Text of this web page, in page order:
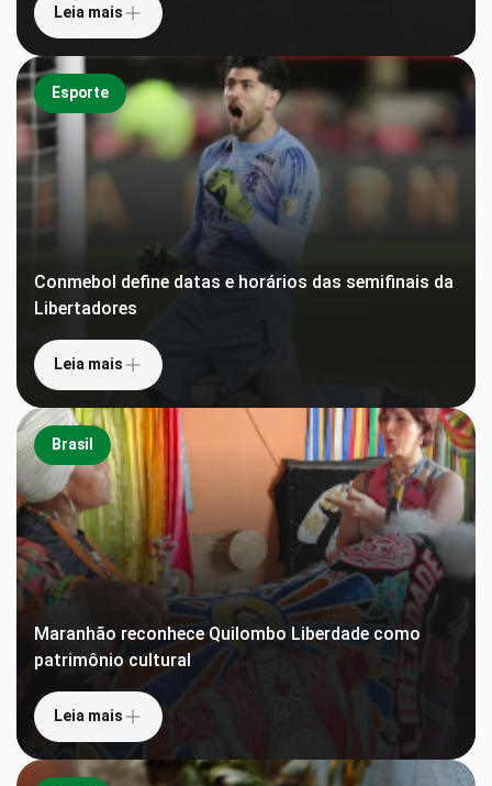
Leia mais
Esporte
Conmebol define datas e horários das semifinais da
Libertadores
Leia mais
Brasil
Maranhão reconhece Quilombo Liberdade como
patrimônio cultural
Leia mais